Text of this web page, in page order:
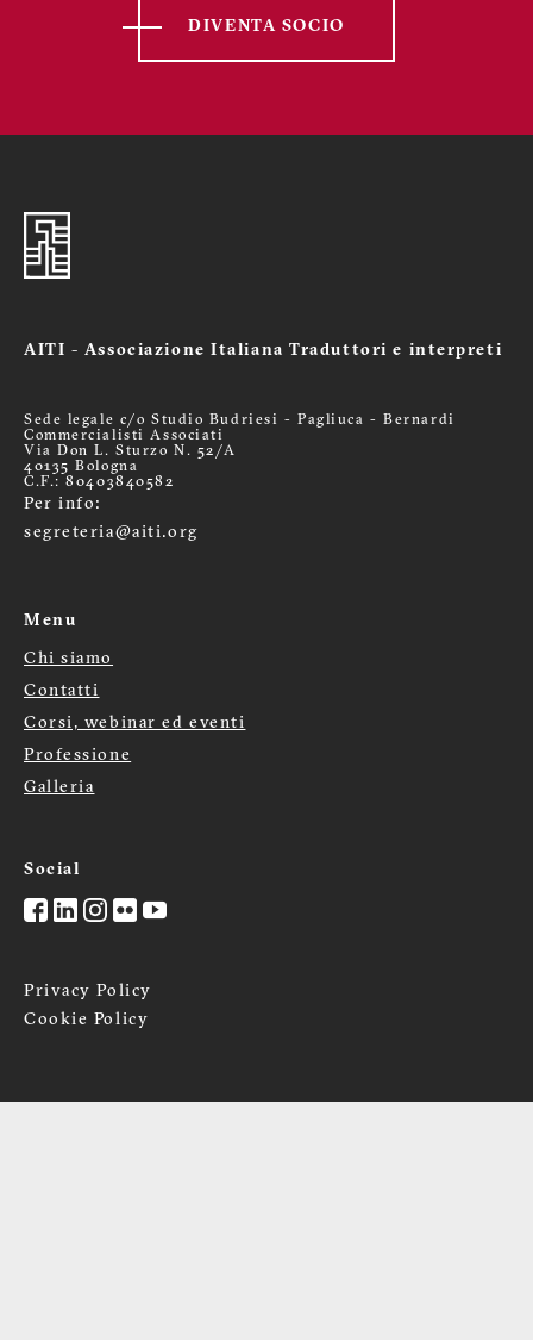
DIVENTA SOCIO
AITI - Associazione Italiana Traduttori e interpreti
Sede legale c/o Studio Budriesi - Pagliuca - Bernardi
Commercialisti Associati
Via Don L. Sturzo N. 52/A
40135 Bologna
C.F.: 80403840582
Per info:
segreteria@aiti.org
Menu
Menù
footer
Chi siamo
Contatti
Corsi, webinar ed eventi
Professione
Galleria
Social
Privacy Policy
Cookie Policy